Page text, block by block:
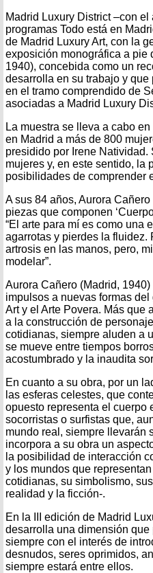
Madrid Luxury District –con
programas Todo está en
de Madrid Luxury Art, con la
exposición monográfica a pie
1940), concebida como un
desarrolla en su trabajo y que
en el tramo comprendido de
asociadas a Madrid Luxury
La muestra se lleva a cabo
en Madrid a más de 800
presidido por Irene Natividad.
mujeres y, en este sentido, la
posibilidades de comprender
A sus 84 años, Aurora
piezas que componen
“El arte para mí es como una
agarrotas y pierdes la fluidez.
artrosis en las manos, pero,
modelar”.
Aurora Cañero (Madrid,
impulsos a nuevas formas
Art y el Arte Povera. Más que
a la construcción de
cotidianas, siempre aluden a
se mueve entre tiempos
acostumbrado y la inaudita
En cuanto a su obra, por un
las esferas celestes, que
opuesto representa el cuerpo
socorristas o surfistas que,
mundo real, siempre llevarán
incorpora a su obra un
la posibilidad de interacción
y los mundos que
cotidianas, su simbolismo,
realidad y la ficción-.
En la III edición de Madrid
desarrolla una dimensión
siempre con el interés de
desnudos, seres oprimidos,
siempre estará entre ellos.